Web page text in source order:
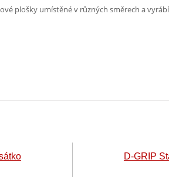
plošky umístěné v různých směrech a
D-GRIP